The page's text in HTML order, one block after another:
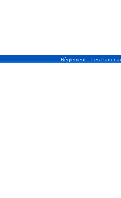
Règlement | Les